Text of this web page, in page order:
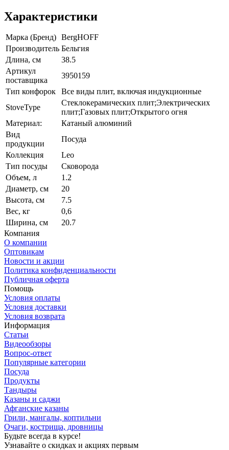
Характеристики
Марка (Бренд) BergHOFF
Производитель Бельгия
Длина, см
38.5
Артикул
поставщика
3950159
Тип конфорок
Все виды плит, включая индукционные
StoveType
Стеклокерамических плит;Электрических
плит;Газовых плит;Открытого огня
Материал:
Катаный алюминий
Вид
продукции
Посуда
Коллекция
Leo
Тип посуды
Сковорода
Объем, л
1.2
Диаметр, см
20
Высота, см
7.5
Вес, кг
0,6
Ширина, см
20.7
Компания
О компании
Оптовикам
Новости и акции
Политика конфиденциальности
Публичная оферта
Помощь
Условия оплаты
Условия доставки
Условия возврата
Информация
Статьи
Видеообзоры
Вопрос-ответ
Популярные категории
Посуда
Продукты
Тандыры
Казаны и саджи
Афганские казаны
Грили, мангалы, коптильни
Очаги, кострища, дровницы
Будьте всегда в курсе!
Узнавайте о скидках и акциях первым